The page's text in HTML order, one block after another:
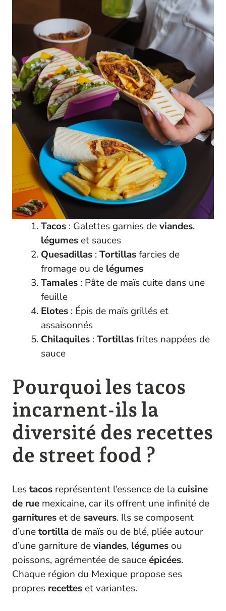
Tacos : Galettes garnies deviandes,
légumes et sauces
Quesadillas :Tortillasfarcies de
fromage ou de légumes
Tamales : Pâte de maïs cuite dans une
feuille
Elotes : Épis de maïs grillés et
assaisonnés
Chilaquiles :Tortillasfrites nappées de
sauce
Pourquoi les tacos
incarnent-ils la
diversité des recettes
de street food ?
Lestacos représentent l’essence de la cuisine
de rue mexicaine, car ils offrent une infinité de
garnitures et de saveurs. Ils se composent
d’unetortilla de maïs ou de blé, pliée autour
d’une garniture deviandes, légumes ou
poissons, agrémentée de sauceépicées.
Chaque région du Mexique propose ses
propres recettes et variantes.